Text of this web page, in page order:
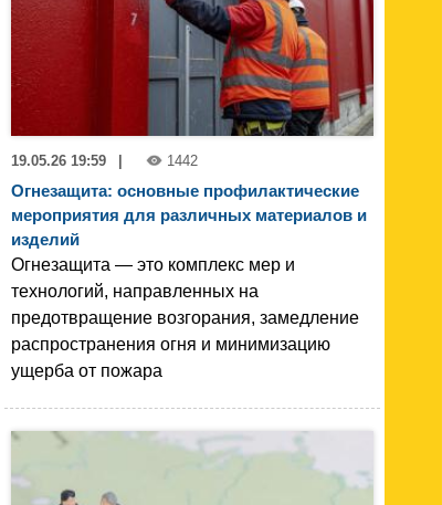
19.05.26 19:59 1442
Огнезащита: основные профилактические
мероприятия для различных материалов и
изделий
Огнезащита — это комплекс мер и
технологий, направленных на
предотвращение возгорания, замедление
распространения огня и минимизацию
ущерба от пожара